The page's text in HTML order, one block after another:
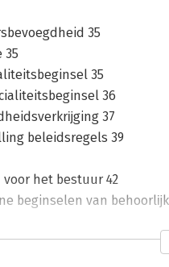
35
35
35
36
37
beleidsregels 39
voor het bestuur 42
beginselen van
lagere wetgeving 49